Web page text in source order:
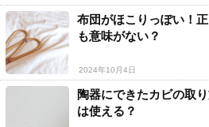
布団がほこりっぽい！
も意味がない？
2024年10月4日
陶器にできたカビの取
は使える？